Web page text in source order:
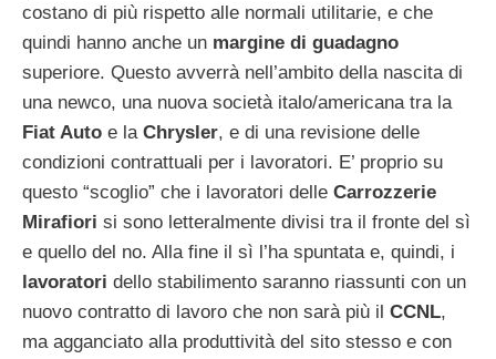
costano di più rispetto alle normali utilitarie, e che
quindi hanno anche un margine di guadagno
superiore. Questo avverrà nell’ambito della nascita di
una newco, una nuova società italo/americana tra la
Fiat Auto e la Chrysler, e di una revisione delle
condizioni contrattuali per i lavoratori. E’ proprio su
questo “scoglio” che i lavoratori delle Carrozzerie
Mirafiori si sono letteralmente divisi tra il fronte del sì
e quello del no. Alla fine il sì l’ha spuntata e, quindi, i
lavoratori dello stabilimento saranno riassunti con un
nuovo contratto di lavoro che non sarà più il CCNL,
ma agganciato alla produttività del sito stesso e con